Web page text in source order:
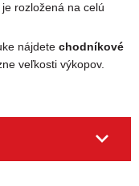
rozložená na celú
nájdete chodníkové
veľkosti výkopov.